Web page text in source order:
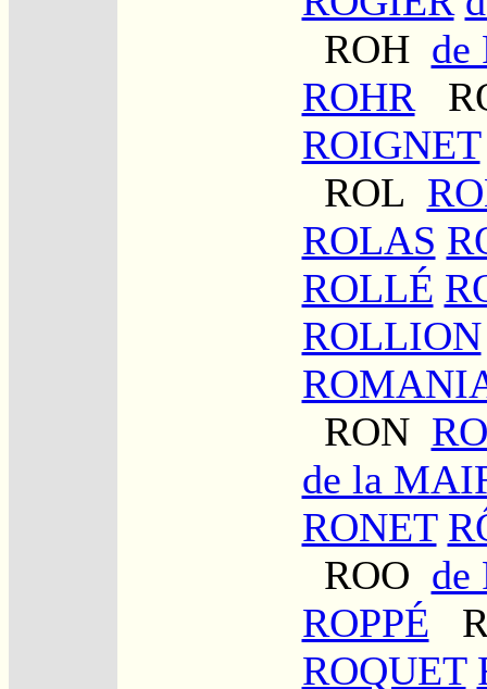
ROH de
ROHR
ROIGNET
ROL
ROLAS
ROLLÉ
ROLLION
RON
de la
RONET
ROO de
ROPPÉ
ROQUET